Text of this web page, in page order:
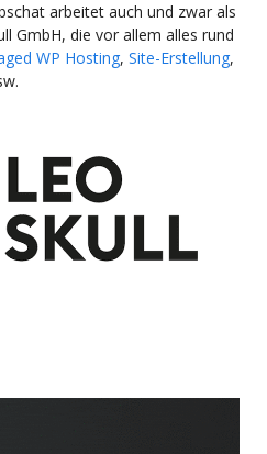
arbeitet auch und zwar als
GmbH, die vor allem alles rund
WP Hosting, Site-Erstellung,